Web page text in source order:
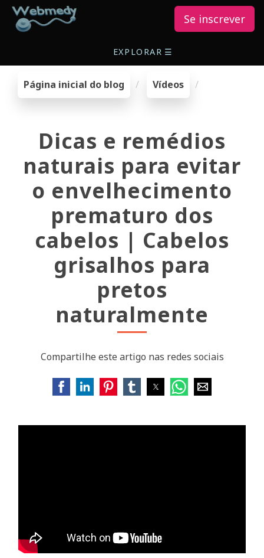
Se inscrever
EXPLORAR ☰
Página inicial do blog Vídeos
Dicas e remédios
naturais para evitar
o envelhecimento
prematuro dos
cabelos | Cabelos
grisalhos para
pretos
naturalmente
Compartilhe este artigo nas redes sociais